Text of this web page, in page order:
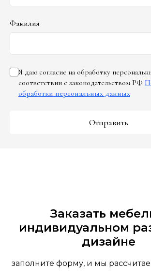
Фамилия
Я даю согласие на обработку
соответствии с законодательством РФ
обработки персональных данных
Отправить
Заказать
индивидуальном
дизайне
заполните форму, и мы